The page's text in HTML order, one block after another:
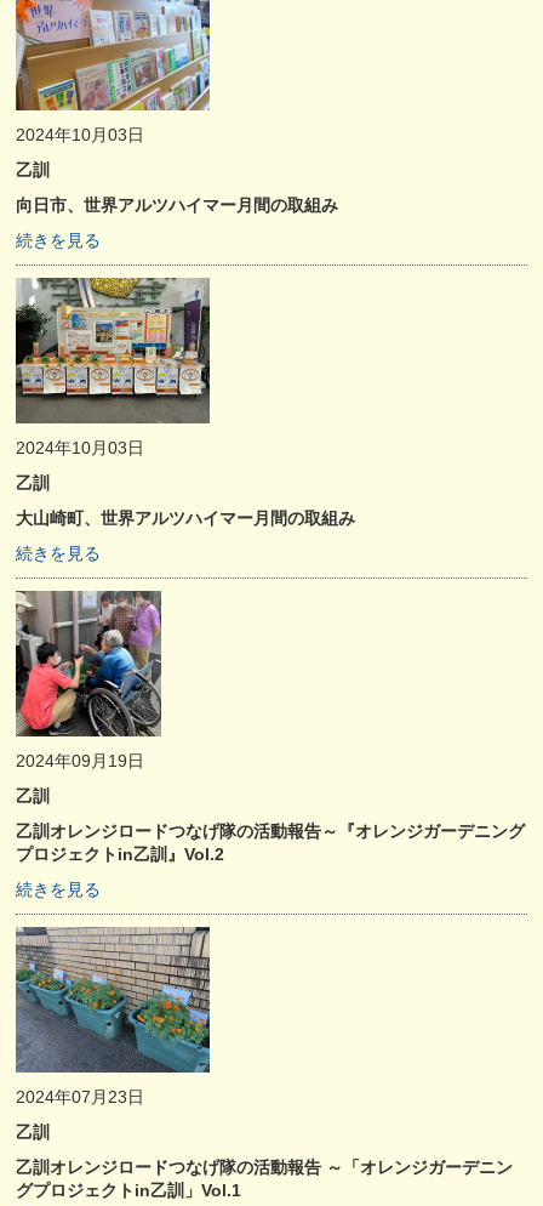
2024年10月03日
乙訓
向日市、世界アルツハイマー月間の取組み
続きを見る
2024年10月03日
乙訓
大山崎町、世界アルツハイマー月間の取組み
続きを見る
2024年09月19日
乙訓
乙訓オレンジロードつなげ隊の活動報告～『オレンジガーデニング
プロジェクトin乙訓』Vol.2
続きを見る
2024年07月23日
乙訓
乙訓オレンジロードつなげ隊の活動報告 ～「オレンジガーデニン
グプロジェクトin乙訓」Vol.1